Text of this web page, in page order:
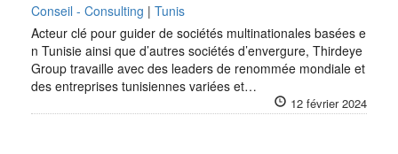
Conseil - Consulting | Tunis
Acteur clé pour guider de sociétés multinationales basées e
n Tunisie ainsi que d’autres sociétés d’envergure, Thirdeye
Group travaille avec des leaders de renommée mondiale et
des entreprises tunisiennes variées et…
12 février 2024